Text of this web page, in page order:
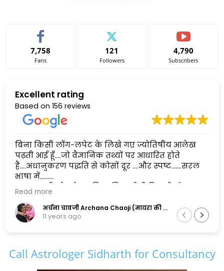
7,758
Fans
121
Followers
4,790
Subscribers
Excellent rating
Based on 156 reviews
बिना किसी लॉग-लपेट के लिखे गए ज्योतिषीय आलेख
पढ़ती आई हूँ....जो वैज्ञानिक तथ्यों पर आधारित होते
हैं....अंधानुकरण पद्धति से कोसों दूर ....और स्पष्ट.......सरल
भाषा में......
एक सुलझी सोच के मालिक सिद्धार्थ जी पिछली और
अगली दोनों पीढ़ियों के सामंजस्य को बनाए रखने में
सफल है,और इसलिए मैं इनकी कायल हूँ.......
Read more
अर्चना चावजी Archana Chaoji (मायरा की नानी)
11 years ago
Call Astrologer Sidharth for Consultancy